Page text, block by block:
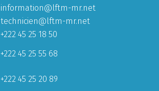
information@lftm-mr.net
technicien@lftm-mr.net
+222 45 25 18 50
+222 45 25 55 68
+222 45 25 20 89